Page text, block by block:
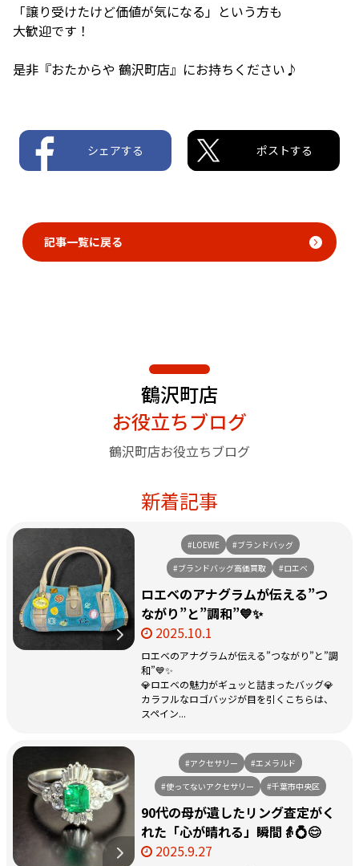
「譲り受けたけど価値が気になる」という方も
大歓迎です！
是非『おたからや 鶴沢町店』にお持ちください♪
シェアする ポストする
記事一覧に戻る
鶴沢町店
お役立ちブログ
鶴沢町店お役立ちブログ
新着記事
#LOEWE
#ブランドバッグ
#ブランドバッグ高価買取
#ロエベ
ロエベのアナグラムが伝える”つ
ながり”と”調和”💙✨
2025.10.1
ロエベのアナグラムが伝える”つながり”と”調
和”💙✨
💎ロエベの魅力がギュッと詰まったバッグ💎
カラフルなロゴバッジが目を引くこちらは、
スペイン...
#アクセサリー
#エメラルド
#使ってないアクセサリー
#千葉市中央区
90代の母が遺したリング――査定がく
れた「心が晴れる」瞬間👵💍😊
2025.9.27